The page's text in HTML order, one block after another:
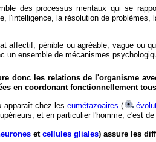
des processus mentaux qui se
l'intelligence, la résolution de
affectif, pénible ou agréable, vague ou
un ensemble de mécanismes
donc les relations de l'organisme
en coordonant fonctionnellement
apparaît chez leseumétazoaires (
et en particulier l'homme, c'est
etcellules gliales) assure les